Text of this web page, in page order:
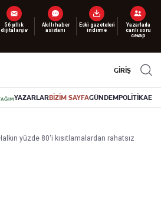
Yeni nesil dijital
19 TL’den başlayan fiyatlarla.
GİRİŞ
YAZARLARBİZİM SAYFAGÜNDEMPOLİTİKA
yüzde 80'i kısıtlamalardan rahatsız